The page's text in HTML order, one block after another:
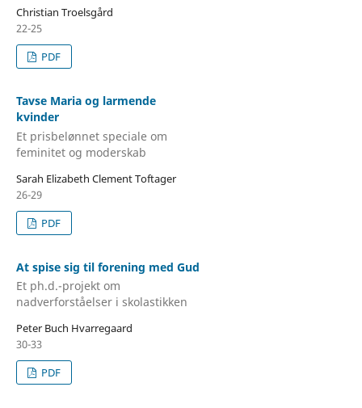
Christian Troelsgård
22-25
PDF
Tavse Maria og larmende
kvinder
Et prisbelønnet speciale om
feminitet og moderskab
Sarah Elizabeth Clement Toftager
26-29
PDF
At spise sig til forening med Gud
Et ph.d.-projekt om
nadverforståelser i skolastikken
Peter Buch Hvarregaard
30-33
PDF